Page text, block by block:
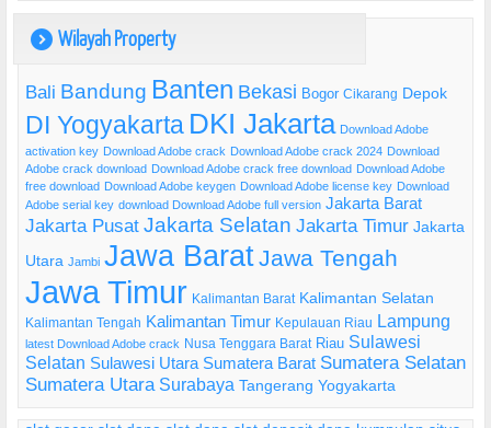
) Wilayah Property
Bali Bandung Banten Bekasi Bogor Cikarang Depok
DI Yogyakarta DKI Jakarta Download Adobe
activation key Download Adobe crack Download Adobe crack 2024 Download
Adobe crack download Download Adobe crack free download Download Adobe
free download Download Adobe keygen Download Adobe license key Download
Adobe serial key download Download Adobe full version Jakarta Barat
Jakarta Pusat Jakarta Selatan Jakarta Timur Jakarta
Utara Jambi Jawa BaratJawa Tengah
Jawa Timur Kalimantan Barat Kalimantan Selatan
Kalimantan Tengah Kalimantan Timur Kepulauan Riau Lampung
latest Download Adobe crack Nusa Tenggara Barat Riau Sulawesi
Selatan Sulawesi Utara Sumatera Barat Sumatera Selatan
Sumatera Utara Surabaya Tangerang Yogyakarta